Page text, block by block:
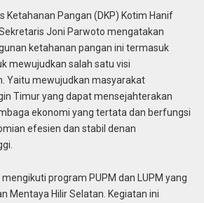
Ketahanan Pangan (DKP) Kotim Hanif
Joni Parwoto mengatakan
ketahanan pangan ini termasuk
mewujudkan salah satu visi
Yaitu mewujudkan masyarakat
Timur yang dapat mensejahterakan
ekonomi yang tertata dan berfungsi
efesien dan stabil denan
program PUPM dan LUPM yang
Mentaya Hilir Selatan. Kegiatan ini